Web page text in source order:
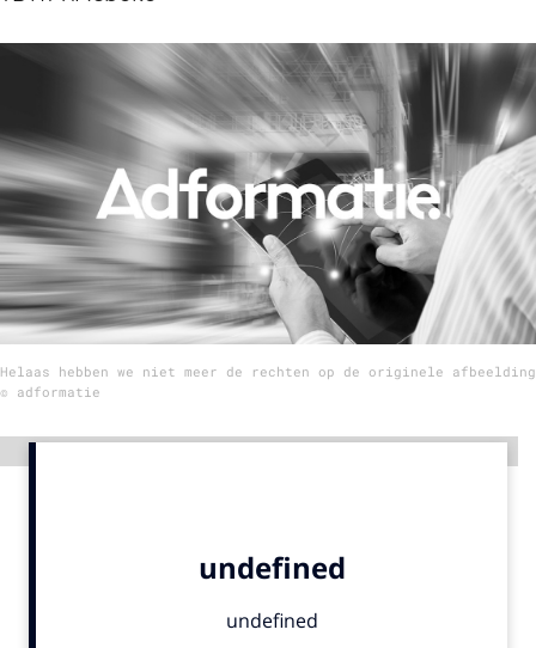
Menu
Home
9 sept: GenAI-training
12 nov: MarketingLive!
Adverteren
Events
Helaas hebben we niet meer de rechten op de originele afbeelding
© adformatie